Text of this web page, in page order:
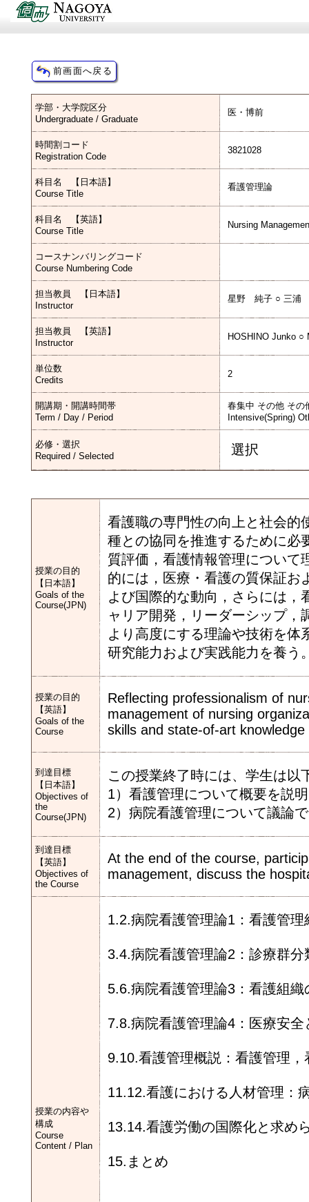
学部・大学院区分
Undergraduate / Graduate
医・博前
時間割コード
Registration Code
3821028
科目名 【日本語】
Course Title
看護管理論
科目名 【英語】
Course Title
Nursing
コースナンバリングコード
Course Numbering Code
担当教員 【日本語】
Instructor
星野 純子 ○ 三浦
担当教員 【英語】
Instructor
HOSHINO Junko ○
単位数
Credits
2
開講期・開講時間帯
Term / Day / Period
春集中 その他 その
Intensive(Spring)
必修・選択
Required / Selected
選択
授業の目的
【日本語】
Goals of the
Course(JPN)
看護職の専門性の向上と社会的
種との協同を推進するために必
質評価，看護情報管理について
的には，医療・看護の質保証お
よび国際的な動向，さらには，
ャリア開発，リーダーシップ
より高度にする理論や技術を体
研究能力および実践能力を養う
授業の目的
【英語】
Goals of the
Course
Reflecting professionalism of
management of nursing
skills and state-of-art
到達目標
【日本語】
Objectives of
the
Course(JPN)
この授業終了時には、学生は以
1）看護管理について概要を説
2）病院看護管理について議論
到達目標
【英語】
Objectives of
the Course
At the end of the course,
management, discuss the
授業の内容や
構成
Course
Content / Plan
1.2.病院看護管理論1：看護管
3.4.病院看護管理論2：診療群
5.6.病院看護管理論3：看護組
7.8.病院看護管理論4：医療安
9.10.看護管理概説：看護管理
11.12.看護における人材管理：
13.14.看護労働の国際化と求め
15.まとめ